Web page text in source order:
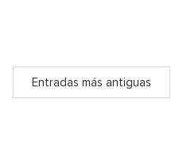
Entradas más antiguas